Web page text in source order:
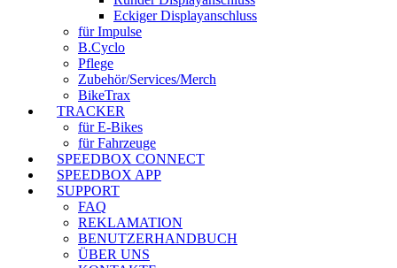
Eckiger Displayanschluss
für Impulse
B.Cyclo
Pflege
Zubehör/Services/Merch
BikeTrax
TRACKER
für E-Bikes
für Fahrzeuge
SPEEDBOX CONNECT
SPEEDBOX APP
SUPPORT
FAQ
REKLAMATION
BENUTZERHANDBUCH
ÜBER UNS